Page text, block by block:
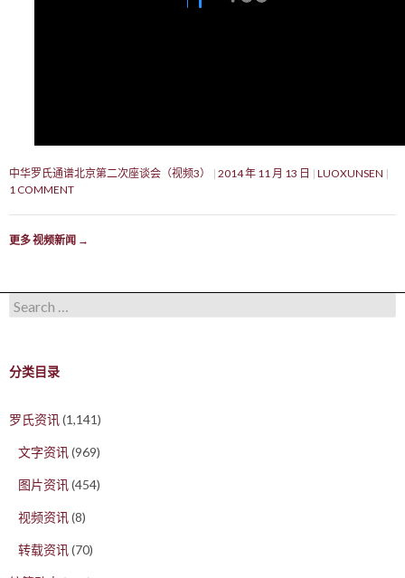
中华罗氏通谱北京第二次座谈会（视频3） 2014 年 11 月 13 日
LUOXUNSEN
1 COMMENT
更多 视频新闻 →
Search for:
分类目录
罗氏资讯(1,141)
文字资讯(969)
图片资讯(454)
视频资讯(8)
转载资讯(70)